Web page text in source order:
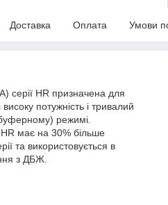
Доставка Оплата Умови
серії HR призначена для
потужність і тривалий
режимі.
має на 30% більше
та використовується в
з ДБЖ.